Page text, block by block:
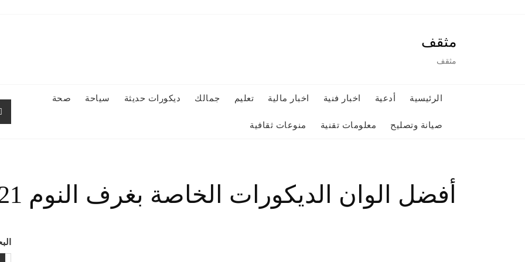
مثقف
مثقف
الرئيسية أدعية اخبار فنية اخبار مالية تعليم جمالك ديكورات حديثة سياحة صحة
صيانة وتصليح معلومات تقنية منوعات ثقافية
أفضل الوان الديكورات الخاصة بغرف النوم 2021م